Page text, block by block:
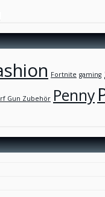
Fortnite gaming
Gun Zubehör Penny